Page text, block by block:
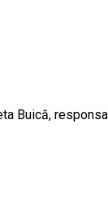
Buică,